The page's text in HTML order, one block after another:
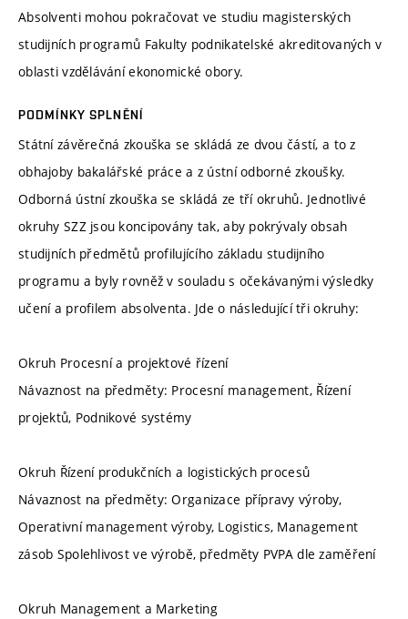
Absolventi mohou pokračovat ve studiu magisterských
studijních programů Fakulty podnikatelské akreditovaných v
oblasti vzdělávání ekonomické obory.
PODMÍNKY SPLNĚNÍ
Státní závěrečná zkouška se skládá ze dvou částí, a to z
obhajoby bakalářské práce a z ústní odborné zkoušky.
Odborná ústní zkouška se skládá ze tří okruhů. Jednotlivé
okruhy SZZ jsou koncipovány tak, aby pokrývaly obsah
studijních předmětů profilujícího základu studijního
programu a byly rovněž v souladu s očekávanými výsledky
učení a profilem absolventa. Jde o následující tři okruhy:
Okruh Procesní a projektové řízení
Návaznost na předměty: Procesní management, Řízení
projektů, Podnikové systémy
Okruh Řízení produkčních a logistických procesů
Návaznost na předměty: Organizace přípravy výroby,
Operativní management výroby, Logistics, Management
zásob Spolehlivost ve výrobě, předměty PVPA dle zaměření
Okruh Management a Marketing